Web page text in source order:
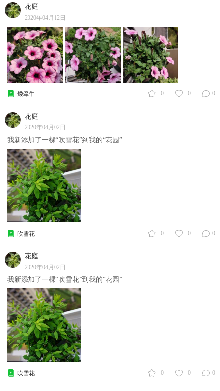
花庭
2020年04月12日
0 0 0
矮牵牛
花庭
2020年04月02日
我新添加了一棵“吹雪花”到我的“花园”
0 0 0
吹雪花
花庭
2020年04月02日
我新添加了一棵“吹雪花”到我的“花园”
0 0 0
吹雪花